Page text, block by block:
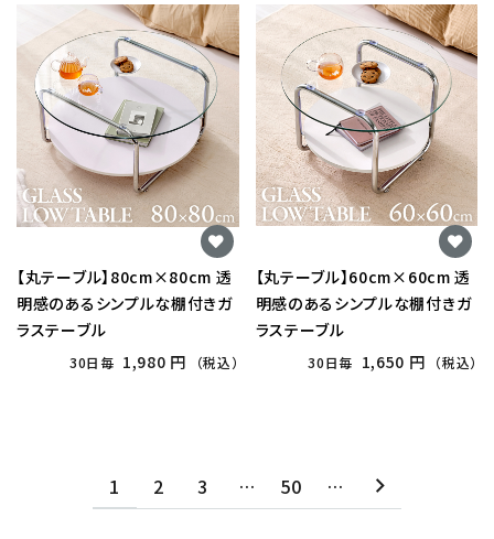
【丸テーブル】80cm×80cm 透
明感のあるシンプルな棚付きガ
ラステーブル
30日毎 1,980 円 （税込）
【丸テーブル】60cm×60cm 透
明感のあるシンプルな棚付きガ
ラステーブル
30日毎 1,650 円 （税込）
1 2 3 … 50 …